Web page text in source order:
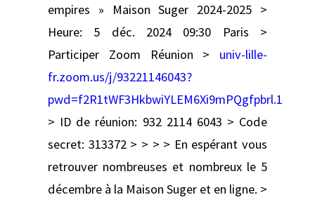
empires » Maison Suger 2024-2025 >
Heure: 5 déc. 2024 09:30 Paris >
Participer Zoom Réunion > univ-lille-
fr.zoom.us/j/93221146043?
pwd=f2R1tWF3HkbwiYLEM6Xi9mPQgfpbrl.1
> ID de réunion: 932 2114 6043 > Code
secret: 313372 > > > > En espérant vous
retrouver nombreuses et nombreux le 5
décembre à la Maison Suger et en ligne. >